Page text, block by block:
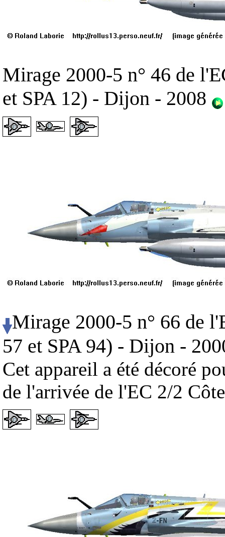
Mirage 2000-5 n° 46 de
et SPA 12) - Dijon - 2008
Mirage 2000-5 n° 66 de
57 et SPA 94) - Dijon -
Cet appareil a été décoré
de l'arrivée de l'EC 2/2